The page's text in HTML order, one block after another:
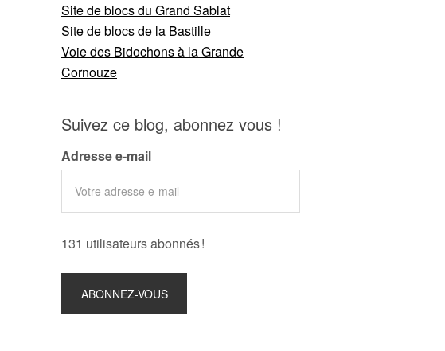
Site de blocs du Grand Sablat
Site de blocs de la Bastille
Voie des Bidochons à la Grande
Cornouze
Suivez ce blog, abonnez vous !
Adresse e-mail
131 utilisateurs abonnés !